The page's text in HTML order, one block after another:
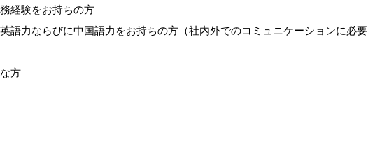
経験をお持ちの方
語力ならびに中国語力をお持ちの方（社内外でのコミュニケーションに必要
方